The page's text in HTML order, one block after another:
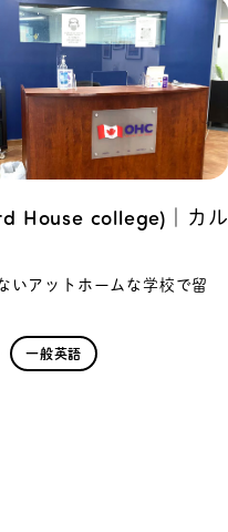
House college)｜カル
いアットホームな学校で留
一般英語